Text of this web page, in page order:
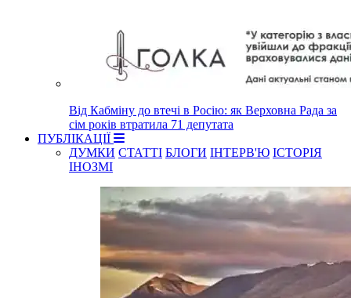
Від Кабміну до втечі в Росію: як Верховна Рада за
сім років втратила 71 депутата
ПУБЛІКАЦІЇ
ДУМКИ СТАТТІ БЛОГИ ІНТЕРВ'Ю ІСТОРІЯ
ІНОЗМІ